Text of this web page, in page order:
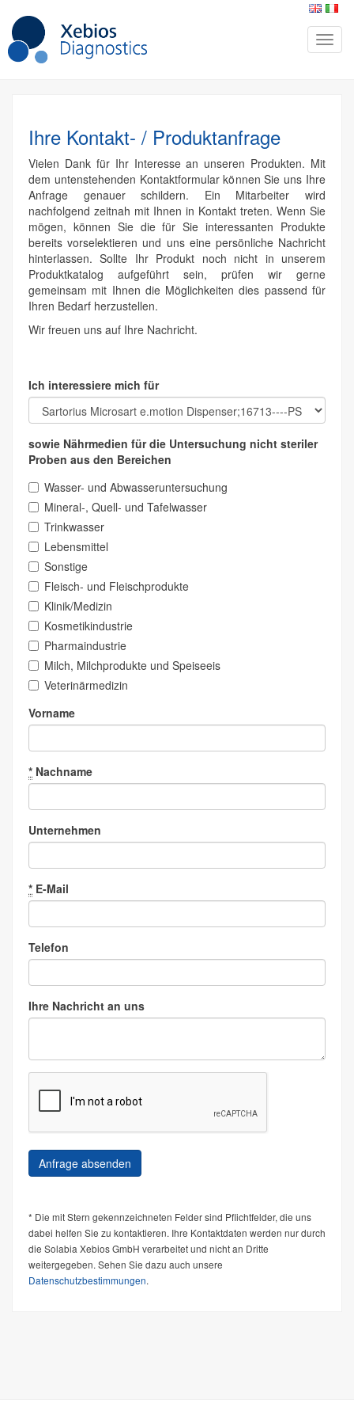
Ihre Kontakt- / Produktanfrage
Vielen Dank für Ihr Interesse an unseren Produkten. Mit
dem untenstehenden Kontaktformular können Sie uns Ihre
Anfrage genauer schildern. Ein Mitarbeiter wird
nachfolgend zeitnah mit Ihnen in Kontakt treten. Wenn Sie
mögen, können Sie die für Sie interessanten Produkte
bereits vorselektieren und uns eine persönliche Nachricht
hinterlassen. Sollte Ihr Produkt noch nicht in unserem
Produktkatalog aufgeführt sein, prüfen wir gerne
gemeinsam mit Ihnen die Möglichkeiten dies passend für
Ihren Bedarf herzustellen.
Wir freuen uns auf Ihre Nachricht.
Ich interessiere mich für
sowie Nährmedien für die Untersuchung nicht steriler
Proben aus den Bereichen
Wasser- und Abwasseruntersuchung
Mineral-, Quell- und Tafelwasser
Trinkwasser
Lebensmittel
Sonstige
Fleisch- und Fleischprodukte
Klinik/Medizin
Kosmetikindustrie
Pharmaindustrie
Milch, Milchprodukte und Speiseeis
Veterinärmedizin
Vorname
* Nachname
Unternehmen
* E-Mail
Telefon
Ihre Nachricht an uns
* Die mit Stern gekennzeichneten Felder sind Pflichtfelder, die uns
dabei helfen Sie zu kontaktieren. Ihre Kontaktdaten werden nur durch
die Solabia Xebios GmbH verarbeitet und nicht an Dritte
weitergegeben. Sehen Sie dazu auch unsere
Datenschutzbestimmungen.